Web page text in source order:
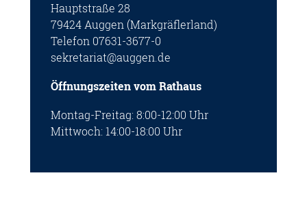
Hauptstraße 28
79424 Auggen (Markgräflerland)
Telefon 07631-3677-0
sekretariat@auggen.de
Öffnungszeiten vom Rathaus
Montag-Freitag: 8:00-12:00 Uhr
Mittwoch: 14:00-18:00 Uhr